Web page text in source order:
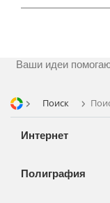
Ваши идеи
Поиск
Интернет
Полиграфия
OOH
Аудио и звукозапись
Партнеры
Портфолио
Публикации
FAQ
Вакансии
Корзина